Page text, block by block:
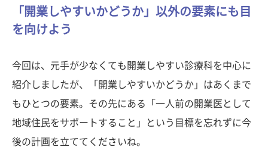
「開業しやすいかどうか」以外の要素にも目
を向けよう
今回は、元手が少なくても開業しやすい診療科を中心に
紹介しましたが、「開業しやすいかどうか」はあくまで
もひとつの要素。その先にある「一人前の開業医として
地域住民をサポートすること」という目標を忘れずに今
後の計画を立ててくださいね。